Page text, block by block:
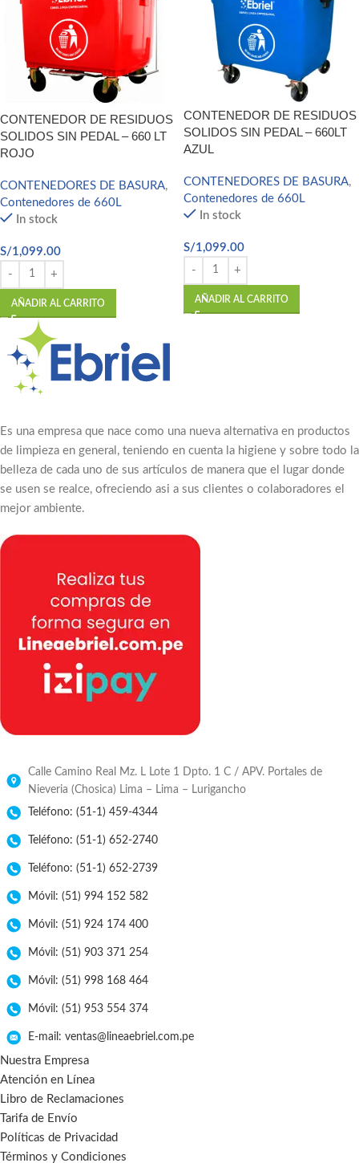
CONTENEDOR DE RESIDUOS
SOLIDOS SIN PEDAL – 660 LT
ROJO
CONTENEDORES DE BASURA,
Contenedores de 660L
In stock
S/1,099.00
AÑADIR AL CARRITO
CONTENEDOR DE RESIDUOS
SOLIDOS SIN PEDAL – 660LT
AZUL
CONTENEDORES DE BASURA,
Contenedores de 660L
In stock
S/1,099.00
AÑADIR AL CARRITO
Es una empresa que nace como una nueva alternativa en productos
de limpieza en general, teniendo en cuenta la higiene y sobre todo la
belleza de cada uno de sus artículos de manera que el lugar donde
se usen se realce, ofreciendo asi a sus clientes o colaboradores el
mejor ambiente.
Calle Camino Real Mz. L Lote 1 Dpto. 1 C / APV. Portales de
Nieveria (Chosica) Lima – Lima – Lurigancho
Teléfono: (51-1) 459-4344
Teléfono: (51-1) 652-2740
Teléfono: (51-1) 652-2739
Móvil: (51) 994 152 582
Móvil: (51) 924 174 400
Móvil: (51) 903 371 254
Móvil: (51) 998 168 464
Móvil: (51) 953 554 374
E-mail: ventas@lineaebriel.com.pe
Nuestra Empresa
Atención en Línea
Libro de Reclamaciones
Tarifa de Envío
Políticas de Privacidad
Términos y Condiciones